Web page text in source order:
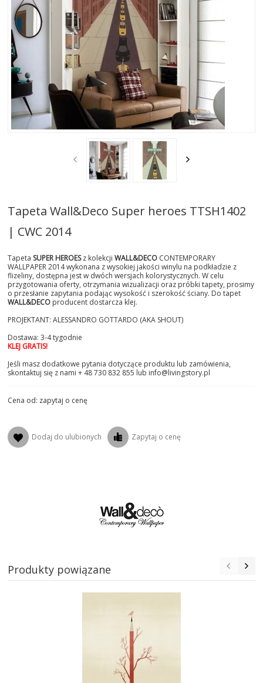
AKTUALNOSCI
STREFA-PROJEKTANTA
REALIZACJE
INSPIRACJE
KONTAKT
Tapeta Wall&Deco Super heroes TTSH1402
| CWC 2014
Tapeta SUPER HEROESz kolekcjiWALL&DECO CONTEMPORARY
WALLPAPER 2014 wykonana z wysokiej jakości winylu na podkładzie z
flizeliny, dostępna jest w dwóch wersjach kolorystycznych. W celu
przygotowania oferty, otrzymania wizualizacji oraz próbki tapety, prosimy
o przesłanie zapytania podając wysokość i szerokość ściany. Do tapet
WALL&DECO producent dostarcza klej.
PROJEKTANT: ALESSANDRO GOTTARDO (AKA SHOUT)
Dostawa: 3-4 tygodnie
KLEJ GRATIS!
Jeśli masz dodatkowe pytania dotyczące produktu lub zamówienia,
skontaktuj się z nami + 48 730 832 855 lub info@livingstory.pl
Cena od: zapytaj o cenę
Dodaj do ulubionych Zapytaj o cenę
Produkty powiązane